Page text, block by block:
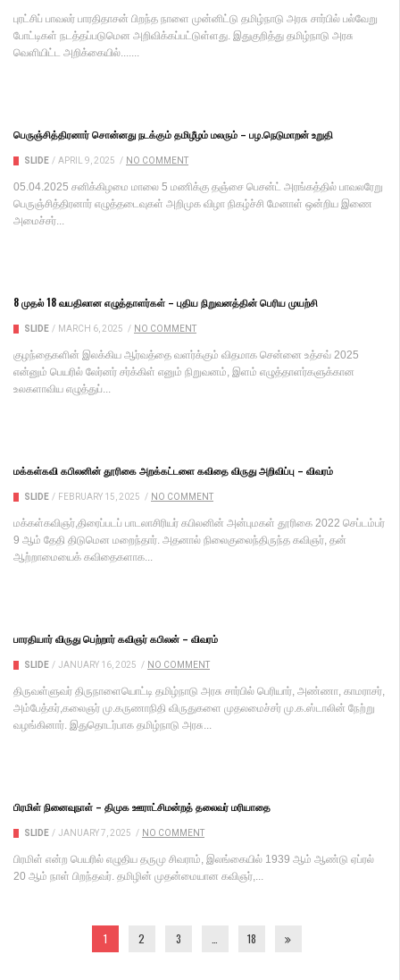
புரட்சிப் பாவலர் பாரதிதாசன் பிறந்த நாளை முன்னிட்டு தமிழ்நாடு அரசு சார்பில் பல்வேறு
போட்டிகள் நடத்தப்படுமென அறிவிக்கப்பட்டுள்ளது. இதுகுறித்து தமிழ்நாடு அரசு
வெளியிட்ட அறிக்கையில்.......
பெருஞ்சித்திரனார் சொன்னது நடக்கும் தமிழீழம் மலரும் – பழ.நெடுமாறன் உறுதி
SLIDE / APRIL 9, 2025 / NO COMMENT
05.04.2025 சனிக்கிழமை மாலை 5 மணிக்கு தஞ்சை பெசன்ட் அரங்கத்தில் பாவலரேறு
பெருஞ்சித்திரனார் எழுத்தடைவுகள் அறிமுக விழா நிகழ்ச்சி மேனாள் ஒன்றிய இணை
அமைச்சர்...
8 முதல் 18 வயதிலான எழுத்தாளர்கள் – புதிய நிறுவனத்தின் பெரிய முயற்சி
SLIDE / MARCH 6, 2025 / NO COMMENT
குழந்தைகளின் இலக்கிய ஆர்வத்தை வளர்க்கும் விதமாக சென்னை உத்சவ் 2025
என்னும் பெயரில் லேர்னர் சர்க்கிள் எனும் நிறுவனம், இளம் எழுத்தாளர்களுக்கான
உலகளாவிய எழுத்துப்...
மக்கள்கவி கபிலனின் தூரிகை அறக்கட்டளை கவிதை விருது அறிவிப்பு – விவரம்
SLIDE / FEBRUARY 15, 2025 / NO COMMENT
மக்கள்கவிஞர்,திரைப்படப் பாடலாசிரியர் கபிலனின் அன்புமகள் தூரிகை 2022 செப்டம்பர்
9 ஆம் தேதி திடுமென மறைந்தார். அதனால் நிலைகுலைந்திருந்த கவிஞர், தன்
ஆற்றாமையைக் கவிதைகளாக...
பாரதியார் விருது பெற்றார் கவிஞர் கபிலன் – விவரம்
SLIDE / JANUARY 16, 2025 / NO COMMENT
திருவள்ளுவர் திருநாளையொட்டி தமிழ்நாடு அரசு சார்பில் பெரியார், அண்ணா, காமராசர்,
அம்பேத்கர்,கலைஞர் மு.கருணாநிதி விருதுகளை முதலமைச்சர் மு.க.ஸ்டாலின் நேற்று
வழங்கினார். இதுதொடர்பாக தமிழ்நாடு அரசு...
பிரமிள் நினைவுநாள் – திமுக ஊராட்சிமன்றத் தலைவர் மரியாதை
SLIDE / JANUARY 7, 2025 / NO COMMENT
பிரமிள் என்ற பெயரில் எழுதிய தருமு சிவராம், இலங்கையில் 1939 ஆம் ஆண்டு ஏப்ரல்
20 ஆம் நாள் பிறந்தவர். தமிழின் முதன்மையான கவிஞர்,...
1 2 3 18